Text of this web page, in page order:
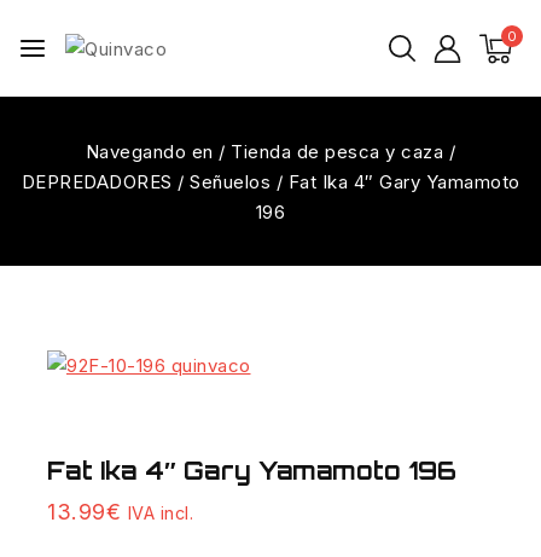
0
Navegando en / Tienda de pesca y caza /
DEPREDADORES / Señuelos / Fat Ika 4″ Gary Yamamoto
196
Fat Ika 4″ Gary Yamamoto 196
13.99€ IVA incl.
15 productos vendidos en las últimas 9 horas